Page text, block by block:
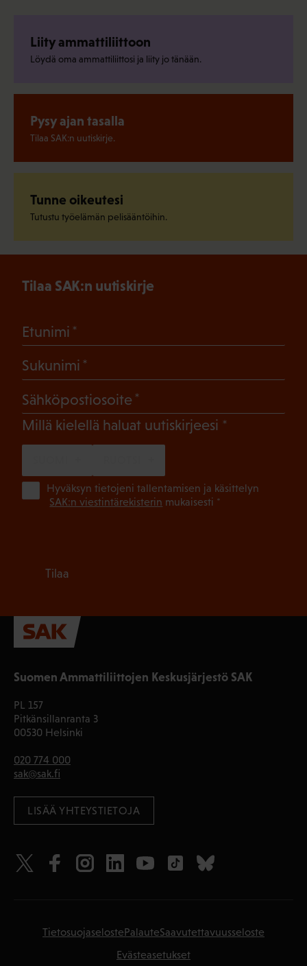
Liity ammattiliittoon
Löydä oma ammattiliittosi ja liity jo tänään.
Pysy ajan tasalla
Tilaa SAK:n uutiskirje.
Tunne oikeutesi
Tutustu työelämän pelisääntöihin.
Suomen Ammattiliittojen Keskusjärjestö SAK
PL 157
Pitkänsillanranta 3
00530 Helsinki
020 774 000
sak@sak.fi
LISÄÄ YHTEYSTIETOJA
Tilaa SAK:n uutiskirje
Etunimi
Sukunimi
Sähköpostiosoite
Millä kielellä haluat uutiskirjeesi (Pakollinen)
Hyväksyn tietojeni tallentamisen ja käsittelyn
SAK:n viestintärekisterin mukaisesti *
Tilaa
TietosuojaselostePalauteSaavutettavuusseloste
Evästeasetukset